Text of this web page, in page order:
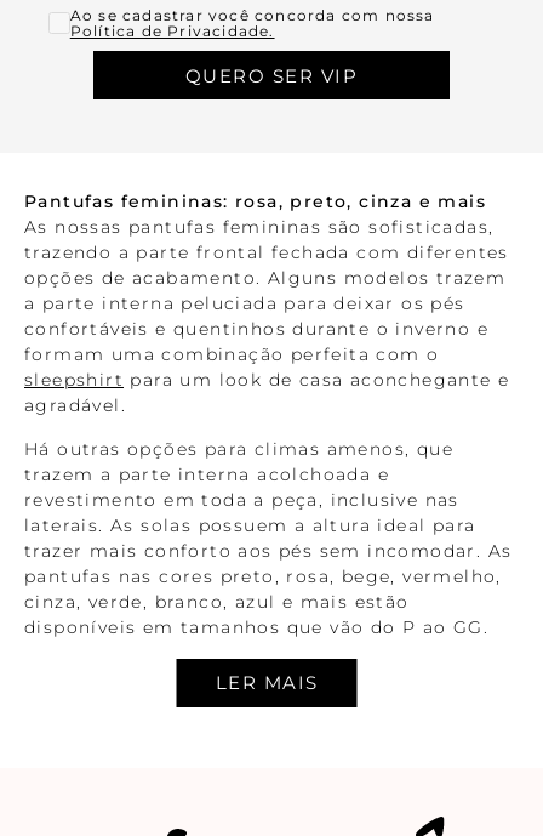
Ao se cadastrar você concorda com nossa
Política de Privacidade.
QUERO SER VIP
Pantufas femininas: rosa, preto, cinza e mais
As nossas pantufas femininas são sofisticadas,
trazendo a parte frontal fechada com diferentes
opções de acabamento. Alguns modelos trazem
a parte interna peluciada para deixar os pés
confortáveis e quentinhos durante o inverno e
formam uma combinação perfeita com o
sleepshirt para um look de casa aconchegante e
agradável.
Há outras opções para climas amenos, que
trazem a parte interna acolchoada e
revestimento em toda a peça, inclusive nas
laterais. As solas possuem a altura ideal para
trazer mais conforto aos pés sem incomodar. As
pantufas nas cores preto, rosa, bege, vermelho,
cinza, verde, branco, azul e mais estão
disponíveis em tamanhos que vão do P ao GG.
Chinelos para ficar em casa: de dedo e